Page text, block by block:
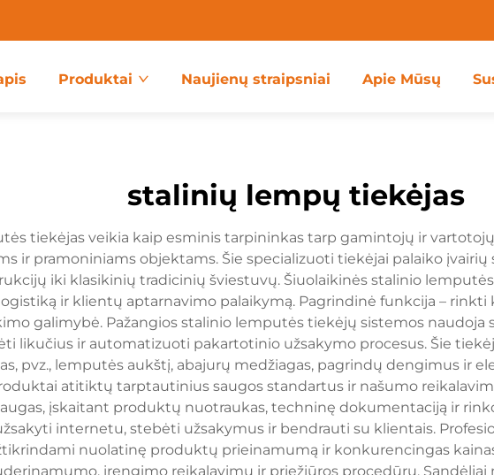
Produktai Naujienų straipsniai Apie Mūsų
stalinių lempų tiekėjas
tiekėjas veikia kaip esminis tarpininkas tarp gamintojų ir
ir pramoniniams objektams. Šie specializuoti tiekėjai palaiko
iki klasikinių tradicinių šviestuvų. Šiuolaikinės stalinio
ir klientų aptarnavimo palaikymą. Pagrindinė funkcija –
galimybė. Pažangios stalinio lemputės tiekėjų sistemos
likučius ir automatizuoti pakartotinio užsakymo procesus. Šie
pvz., lemputės aukštį, abajurų medžiagas, pagrindų dengimus ir
atitiktų tarptautinius saugos standartus ir našumo
įskaitant produktų nuotraukas, techninę dokumentaciją ir
internetu, stebėti užsakymus ir bendrauti su klientais.
nuolatinę produktų prieinamumą ir konkurencingas
įrengimo reikalavimų ir priežiūros procedūrų.